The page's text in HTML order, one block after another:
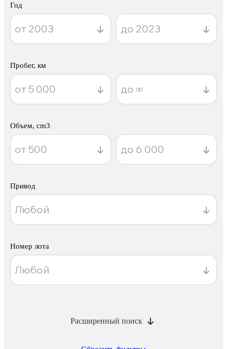
Год
Пробег, км
Объем, cm3
Привод
Номер лота
Расширенный поиск